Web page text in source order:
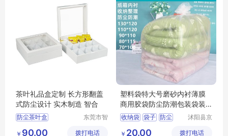
茶叶礼品盒定制 长方形翻盖
式防尘设计 实木制造 智合
防尘茶叶盒
东莞市智
限公司
￥ 90.00 拨打电话
塑料袋特大号磨砂内衬薄膜
商用胶袋防尘防潮包装袋装
被子的收纳袋
收纳袋 袋子 防尘
沭阳县京
心
￥ 20.00 拨打电话